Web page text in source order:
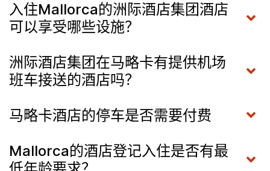
入住Mallorca的洲际酒店集团酒店
可以享受哪些设施？
洲际酒店集团在马略卡有提供机场
班车接送的酒店吗？
马略卡酒店的停车是否需要付费
Mallorca的酒店登记入住是否有最